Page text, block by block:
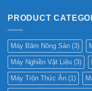
PRODUCT
Máy Băm Nông Sản (3)
Máy Nghiền Vật Liệu (3)
Máy Trộn Thức Ăn (1)